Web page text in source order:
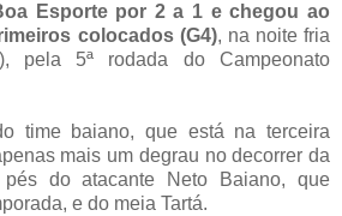
Esporte por 2 a 1 e chegou ao
colocados (G4), na noite fria
pela 5ª rodada do Campeonato
time baiano, que está na terceira
mais um degrau no decorrer da
do atacante Neto Baiano, que
e do meia Tartá.